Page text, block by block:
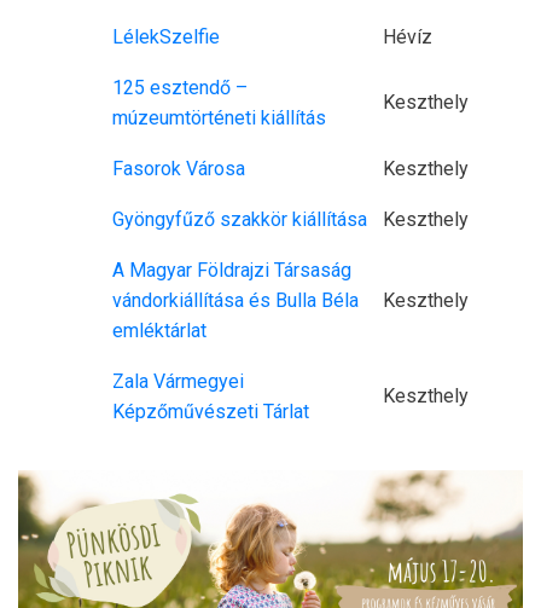
LélekSzelfie Hévíz
125 esztendő –
múzeumtörténeti kiállítás
Keszthely
Fasorok Városa Keszthely
Gyöngyfűző szakkör kiállítása Keszthely
A Magyar Földrajzi Társaság
vándorkiállítása és Bulla Béla
emléktárlat
Keszthely
Zala Vármegyei
Képzőművészeti Tárlat
Keszthely